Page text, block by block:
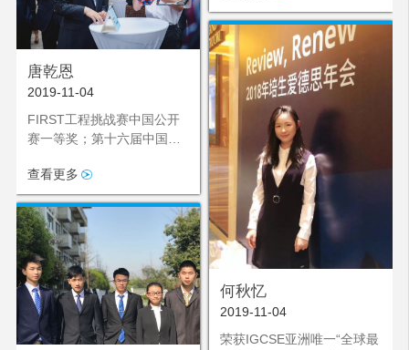
唐乾恩
2019-11-04
FIRST工程挑战赛中国公开
赛一等奖；第十六届中国青
FLL一等奖；重庆市人民政
府颁发的“第十一届重庆市青
少年科技创新市长奖”
查看更多
何秋忆
2019-11-04
荣获IGCSE亚洲唯一“全球最